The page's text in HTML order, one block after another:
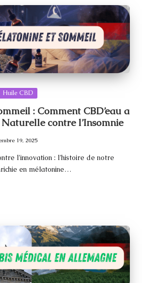
Huile CBD
: Comment CBD’eau a
contre l’Insomnie
19, 2025
l'innovation : l'histoire de notre
en mélatonine…